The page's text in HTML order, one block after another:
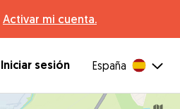
Activar mi cuenta.
Iniciar sesión España